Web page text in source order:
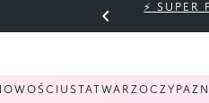
⚡
USTATWARZOCZY